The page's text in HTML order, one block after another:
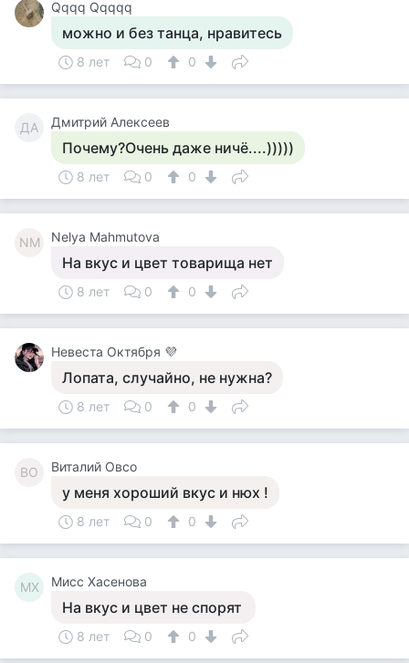
Qqqq Qqqqq
можно и без танца, нравитесь
8 лет 0 0
ДА Дмитрий Алексеев
Почему?Очень даже ничё....)))))
8 лет 0 0
NM Nelya Mahmutova
На вкус и цвет товарища нет
8 лет 0 0
Невеста Октября 💜
Лопата, случайно, не нужна?
8 лет 0 0
ВО Виталий Овсо
у меня хороший вкус и нюх !
8 лет 0 0
МХ Мисс Хасенова
На вкус и цвет не спорят
8 лет 0 0